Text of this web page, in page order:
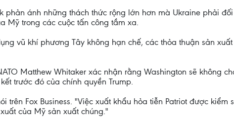
phản ánh những thách thức rộng lớn hơn mà Ukraine phải
Mỹ trong các cuộc tấn công tầm xa.
vũ khí phương Tây không hạn chế, các thỏa thuận sản
Matthew Whitaker xác nhận rằng Washington sẽ không
trước đó của chính quyền Trump.
trên Fox Business. "Việc xuất khẩu hỏa tiễn Patriot được kiểm
của Mỹ sản xuất chúng."